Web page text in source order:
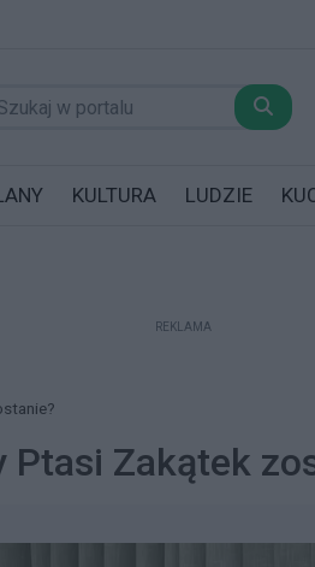
KULTURA LUDZIE
REKLAMA
Ptasi Zakątek